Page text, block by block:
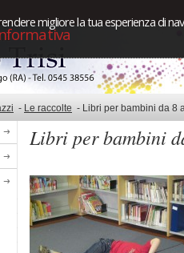
migliore la tua esperienza di
- Le raccolte - Libri per bambini da 8
Libri per bambini